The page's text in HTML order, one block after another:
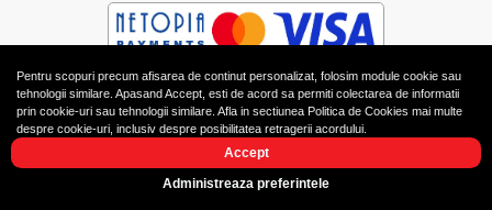
Solutie eCommercepowered by
Ai nevoie de ajutor?
Pentru scopuri precum afisarea de continut personalizat, folosim module cookie sau
tehnologii similare. Apasand Accept, esti de acord sa permiti colectarea de informatii
prin cookie-uri sau tehnologii similare. Afla in sectiunea Politica de Cookies mai multe
despre cookie-uri, inclusiv despre posibilitatea retragerii acordului.
Accept
Administreaza preferintele